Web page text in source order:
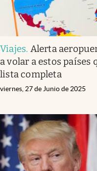
Viajes. Alerta
a volar a estos países
lista completa
viernes, 27 de Junio de 2025